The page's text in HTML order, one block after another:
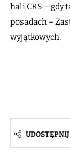
hali CRS – gdy
posadach –
wyjątkowych.
UDOSTĘPNIJ